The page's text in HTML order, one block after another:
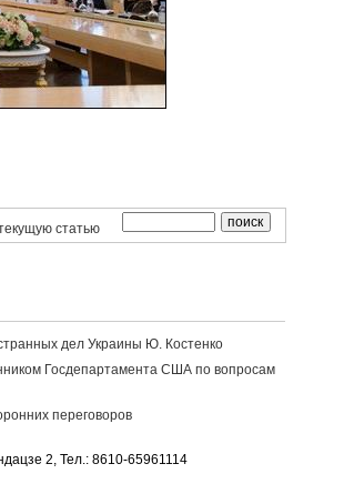
статью
дел Украины Ю. Костенко
Госдепартамента США по вопросам
переговоров
2, Тел.: 8610-65961114